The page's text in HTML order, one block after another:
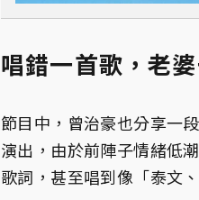
唱錯一首歌，老
節目中，曾治豪也分享一
演出，由於前陣子情緒低
歌詞，甚至唱到像「泰文